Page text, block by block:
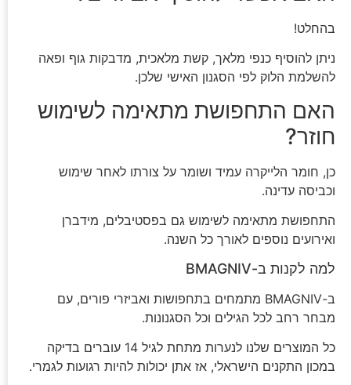
בהחלט!
ניתן להוסיף כנפי מלאך, קשת מלאכית, מדבקות גוף ופאה
להשלמת הלוק לפי הסגנון האישי שלכן.
האם התחפושת מתאימה לשימוש
חוזר?
כן, חומר הלייקרה עמיד ושומר על צורתו לאחר שימוש
וכביסה עדינה.
התחפושת מתאימה לשימוש גם בפסטיבלים, מידברן
ואירועים נוספים לאורך כל השנה.
למה לקנות ב-BMAGNIV
ב-BMAGNIV מתמחים בתחפושות ואביזרי פורים, עם
מבחר רחב לכל הגילים וכל הסגנונות.
כל המוצרים שלנו לנערות מתחת לגיל 14 עוברים בדיקה
במכון התקנים הישראלי, אז אתן יכולות להיות רגועות לגמרי.